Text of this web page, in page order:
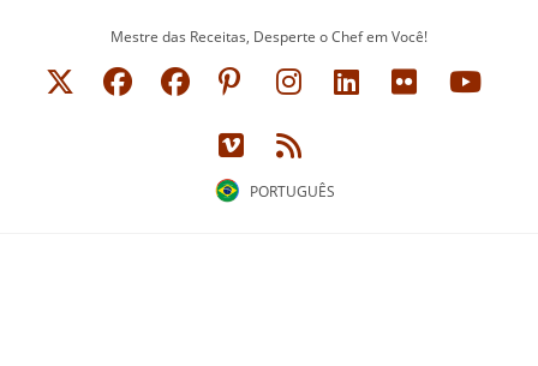
Mestre das Receitas, Desperte o Chef em Você!
PORTUGUÊS